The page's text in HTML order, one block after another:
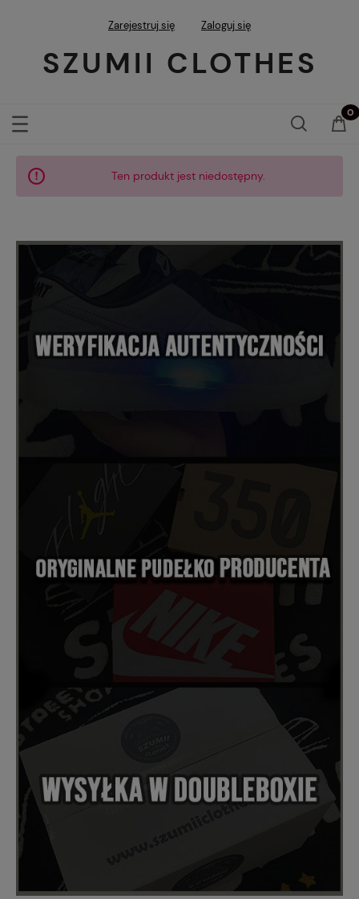
Zarejestruj się Zaloguj się
SZUMII CLOTHES
Ten produkt jest niedostępny.